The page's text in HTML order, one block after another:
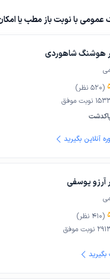
با نوبت باز مطب یا
هوشنگ شاهوردی
(
520 نظر)
نوبت موفق
آنلاین بگیرید
آرزو یوسفی
(
410 نظر)
نوبت موفق
بگیرید